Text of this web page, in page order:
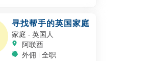
寻找帮手的英国家庭
家庭 - 英国人
阿联酉
外佣 | 全职